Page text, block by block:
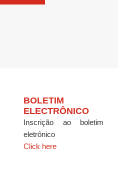
BOLETIM
ELECTRÔNICO
Inscrição ao boletim
eletrônico
Click here